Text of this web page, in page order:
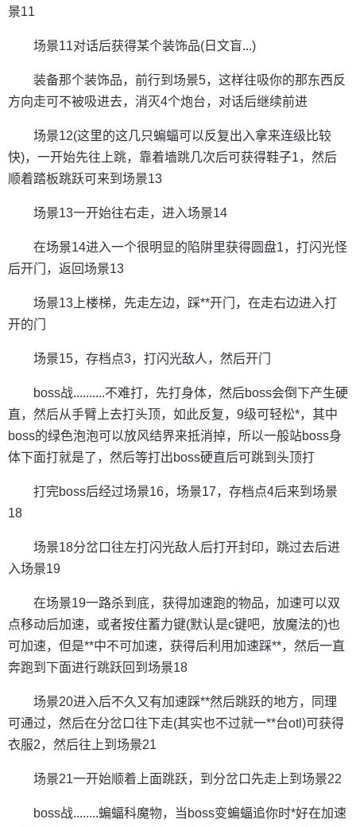
景11
场景11对话后获得某个装饰品(日文盲...)
装备那个装饰品，前行到场景5，这样往吸你的那东西反
方向走可不被吸进去，消灭4个炮台，对话后继续前进
场景12(这里的这几只蝙蝠可以反复出入拿来连级比较
快)，一开始先往上跳，靠着墙跳几次后可获得鞋子1，然后
顺着踏板跳跃可来到场景13
场景13一开始往右走，进入场景14
在场景14进入一个很明显的陷阱里获得圆盘1，打闪光怪
后开门，返回场景13
场景13上楼梯，先走左边，踩**开门，在走右边进入打
开的门
场景15，存档点3，打闪光敌人，然后开门
boss战..........不难打，先打身体，然后boss会倒下产生硬
直，然后从手臂上去打头顶，如此反复，9级可轻松*，其中
boss的绿色泡泡可以放风结界来抵消掉，所以一般站boss身
体下面打就是了，然后等打出boss硬直后可跳到头顶打
打完boss后经过场景16，场景17，存档点4后来到场景
18
场景18分岔口往左打闪光敌人后打开封印，跳过去后进
入场景19
在场景19一路杀到底，获得加速跑的物品，加速可以双
点移动后加速，或者按住蓄力键(默认是c键吧，放魔法的)也
可加速，但是**中不可加速，获得后利用加速踩**，然后一直
奔跑到下面进行跳跃回到场景18
场景20进入后不久又有加速踩**然后跳跃的地方，同理
可通过，然后在分岔口往下走(其实也不过就一**台otl)可获得
衣服2，然后往上到场景21
场景21一开始顺着上面跳跃，到分岔口先走上到场景22
boss战........蝙蝠科魔物，当boss变蝙蝠追你时*好在加速